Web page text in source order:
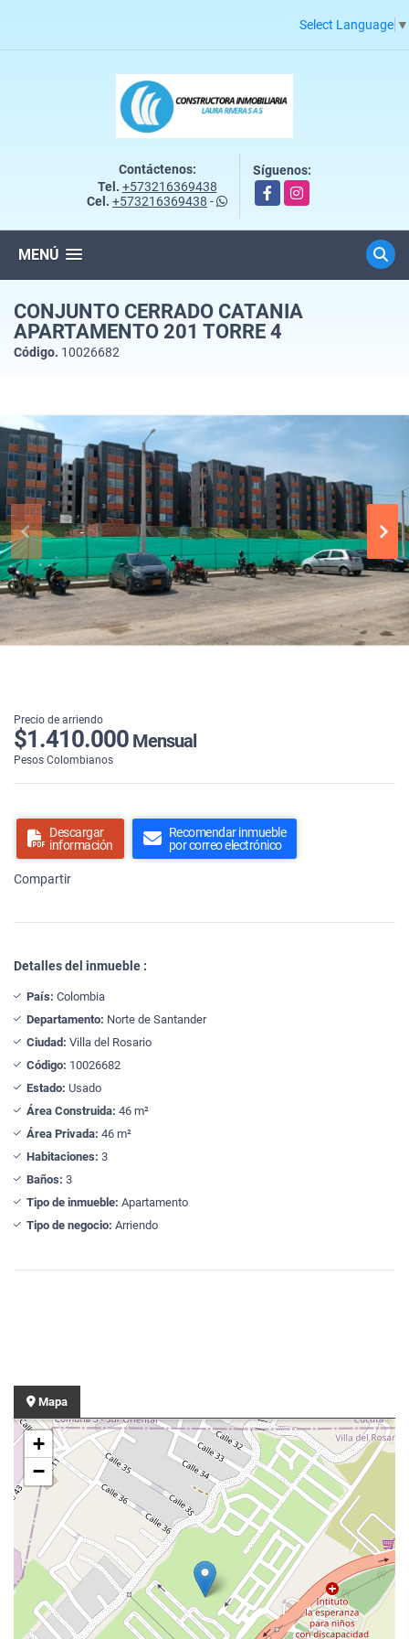
Select Language ▼
Contáctenos:
Tel. +573216369438
Cel. +573216369438 -
Síguenos:
FacebookInstagram
MENÚ
CONJUNTO CERRADO CATANIA
APARTAMENTO 201 TORRE 4
Código. 10026682
Precio de arriendo
$1.410.000 Mensual
Pesos Colombianos
Descargar
información
Recomendar inmueble
por correo electrónico
Compartir
Detalles del inmueble :
País: Colombia
Departamento: Norte de Santander
Ciudad: Villa del Rosario
Código: 10026682
Estado: Usado
Área Construida: 46 m²
Área Privada: 46 m²
Habitaciones: 3
Baños: 3
Tipo de inmueble: Apartamento
Tipo de negocio: Arriendo
Mapa
+
−